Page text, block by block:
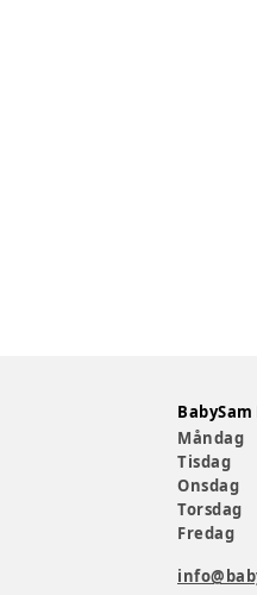
Måndag
Tisdag
Onsdag
Torsdag
Fredag